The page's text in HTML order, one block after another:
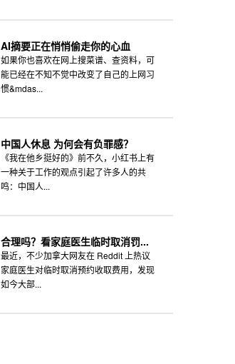
AI摘要正在悄悄偷走你的心血
如果你也喜欢在网上搜菜谱、查资料，可
能已经在不知不觉中改变了自己的上网习
惯&mdas...
中国人休息 为何会有负罪感？
《我在他乡挺好的》前不久，小红书上有
一种关于工作的观点引起了许多人的共
鸣：中国人...
合理吗？看家庭医生临时取消罚...
最近，不少加拿大网友在 Reddit 上热议
家庭医生对临时取消预约收取费用，发现
如今大部...